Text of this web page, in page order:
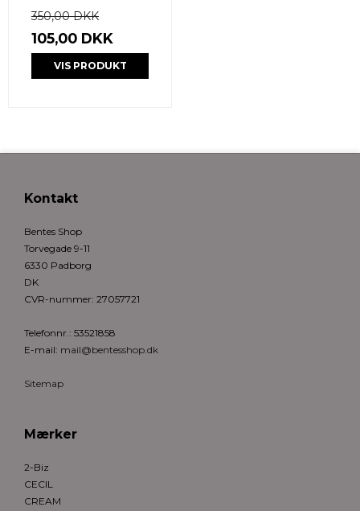
350,00 DKK
105,00 DKK
VIS PRODUKT
Kontakt
Bentes Shop
Torvegade 9-11
6330 Padborg
DK
CVR-nummer: 27057721
Telefonnr.: 53521858
E-mail: mail@bentesshop.dk
Sitemap
Mærker
2-Biz
CECIL
CREAM